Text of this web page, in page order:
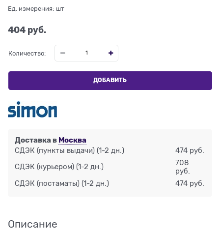
Ед. измерения: шт
404 руб.
Количество:
ДОБАВИТЬ
Доставка в Москва
СДЭК (пункты выдачи) (1-2 дн.) 474 руб.
СДЭК (курьером) (1-2 дн.)
708
руб.
СДЭК (постаматы) (1-2 дн.) 474 руб.
Описание